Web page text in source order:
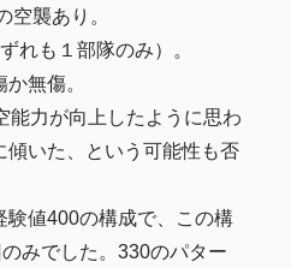
空襲あり。
れも１部隊のみ）。
無傷。
能力が向上したように思わ
傾いた、という可能性も否
験値400の構成で、この構
みでした。330のパター